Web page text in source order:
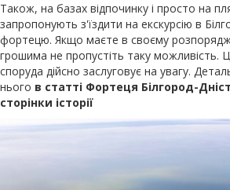
Також, на базах відпочинку і просто на
запропонують з'їздити на екскурсію в
фортецю. Якщо маєте в своєму
грошима не пропустіть таку можливість.
споруда дійсно заслуговує на увагу.
нього в статті Фортеця Білгород-
сторінки історії